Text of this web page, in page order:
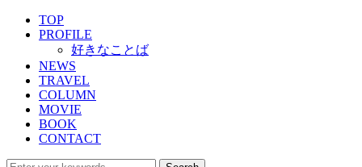
TOP
PROFILE
好きなことば
NEWS
TRAVEL
COLUMN
MOVIE
BOOK
CONTACT